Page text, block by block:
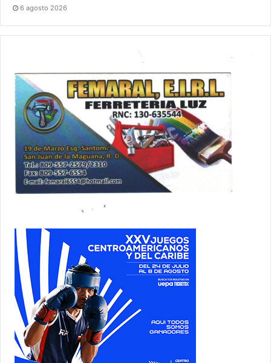
6 agosto 2026